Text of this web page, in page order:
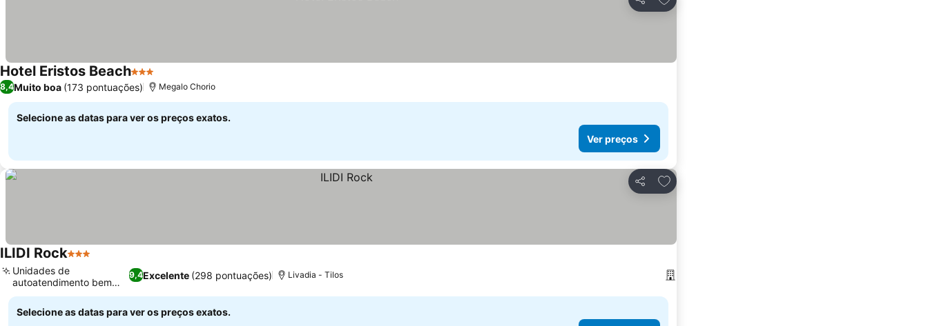
Partilhar
Hotel Eristos Beach3 Estrelas
8,4Muito boa (173 pontuações) Megalo Chorio
Selecione as datas para ver os preços exatos.
Ver preços
Partilhar
Adicionar aos favoritos
ILIDI Rock3 Estrelas
9,4Excelente (298 pontuações)
Unidades de
autoatendimento bem
equipadas
Livadia - Tilos
Selecione as datas para ver os preços exatos.